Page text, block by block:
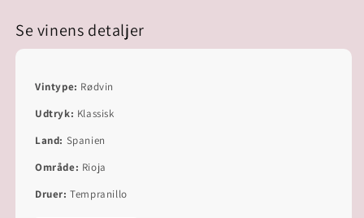
Se vinens detaljer
Vintype: Rødvin
Udtryk: Klassisk
Land: Spanien
Område: Rioja
Druer: Tempranillo